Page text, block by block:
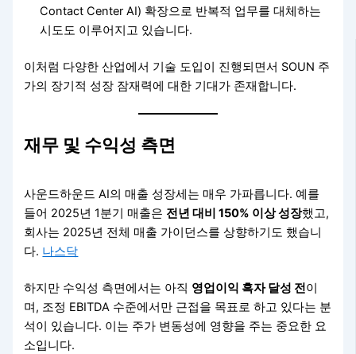
Contact Center AI) 확장으로 반복적 업무를 대체하는
시도도 이루어지고 있습니다.
이처럼 다양한 산업에서 기술 도입이 진행되면서 SOUN 주
가의 장기적 성장 잠재력에 대한 기대가 존재합니다.
재무 및 수익성 측면
사운드하운드 AI의 매출 성장세는 매우 가파릅니다. 예를
들어 2025년 1분기 매출은 전년 대비 150% 이상 성장했고,
회사는 2025년 전체 매출 가이던스를 상향하기도 했습니
다. 나스닥
하지만 수익성 측면에서는 아직 영업이익 흑자 달성 전이
며, 조정 EBITDA 수준에서만 근접을 목표로 하고 있다는 분
석이 있습니다. 이는 주가 변동성에 영향을 주는 중요한 요
소입니다.